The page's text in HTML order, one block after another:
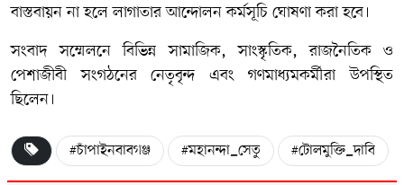
বাস্তবায়ন না হলে লাগাতার আন্দোলন কর্মসূচি ঘোষণা করা হবে।
সংবাদ সম্মেলনে বিভিন্ন সামাজিক, সাংস্কৃতিক, রাজনৈতিক ও
পেশাজীবী সংগঠনের নেতৃবৃন্দ এবং গণমাধ্যমকর্মীরা উপস্থিত
ছিলেন।
#চাঁপাইনবাবগঞ্জ #মহানন্দা_সেতু #টোলমুক্তি_দাবি